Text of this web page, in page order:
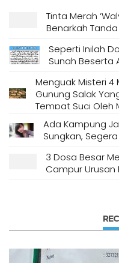
Tinta Merah
Benarkah
Seperti Inilah
Sunah Beserta
Menguak Misteri 4
Gunung Salak
Tempat Suci
Ada Kampung
Sungkan,
3 Dosa Besar
Campur Urusan